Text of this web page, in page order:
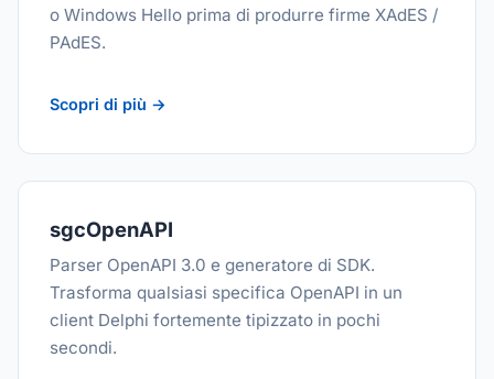
o Windows Hello prima di produrre firme XAdES /
PAdES.
Scopri di più →
sgcOpenAPI
Parser OpenAPI 3.0 e generatore di SDK.
Trasforma qualsiasi specifica OpenAPI in un
client Delphi fortemente tipizzato in pochi
secondi.